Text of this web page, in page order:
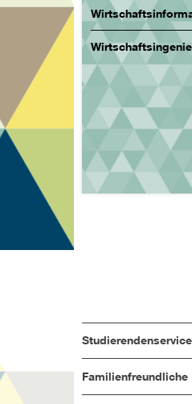
Studierendenservice
Familienfreundliche